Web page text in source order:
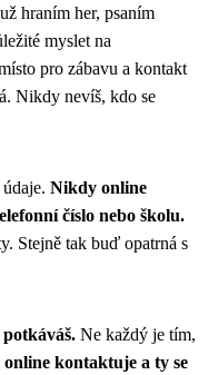
hraním her, psaním
myslet na
pro zábavu a kontakt
Nikdy nevíš, kdo se
Nikdy online
číslo nebo školu.
Stejně tak buď opatrná s
Ne každý je tím,
kontaktuje a ty se